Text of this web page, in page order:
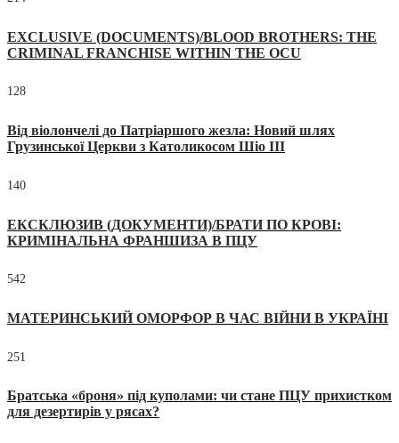
EXCLUSIVE (DOCUMENTS)/BLOOD BROTHERS: THE
CRIMINAL FRANCHISE WITHIN THE OCU
128
Від віолончелі до Патріаршого жезла: Новий шлях
Грузинської Церкви з Католикосом Шіо III
140
ЕКСКЛЮЗИВ (ДОКУМЕНТИ)/БРАТИ ПО КРОВІ:
КРИМІНАЛЬНА ФРАНШИЗА В ПЦУ
542
МАТЕРИНСЬКИЙ ОМОРФОР В ЧАС ВІЙНИ В УКРАЇНІ
251
Братська «броня» під куполами: чи стане ПЦУ прихистком
для дезертирів у рясах?